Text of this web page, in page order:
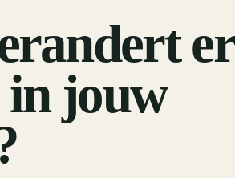
er
in jouw